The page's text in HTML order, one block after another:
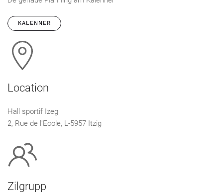
KALENNER
Location
Hall sportif Izeg
2, Rue de l'Ecole, L-5957 Itzig
Zilgrupp